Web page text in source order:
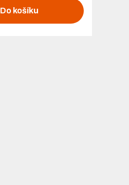
Do košíku